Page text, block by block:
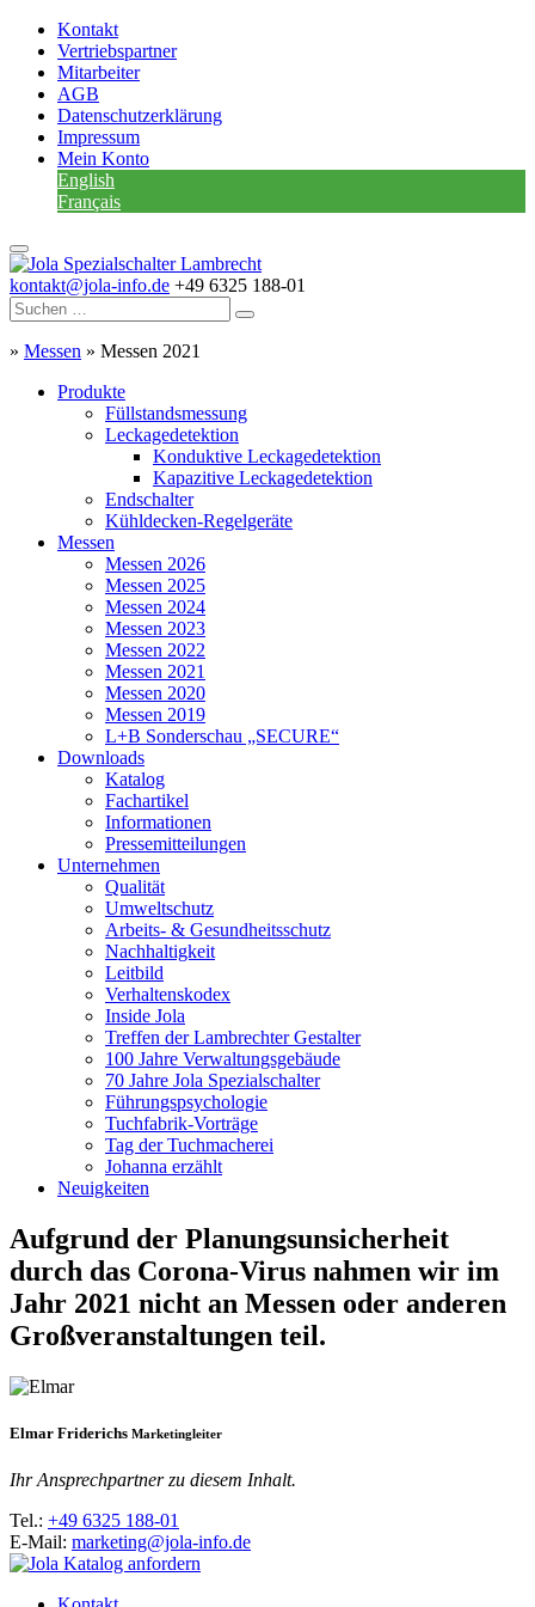
Kontakt
Vertriebspartner
Mitarbeiter
AGB
Datenschutzerklärung
Impressum
Mein Konto
English
Français
kontakt@jola-info.de +49 6325 188-01
» Messen » Messen 2021
Produkte
Füllstandsmessung
Leckagedetektion
Konduktive Leckagedetektion
Kapazitive Leckagedetektion
Endschalter
Kühldecken-Regelgeräte
Messen
Messen 2026
Messen 2025
Messen 2024
Messen 2023
Messen 2022
Messen 2021
Messen 2020
Messen 2019
L+B Sonderschau „SECURE“
Downloads
Katalog
Fachartikel
Informationen
Pressemitteilungen
Unternehmen
Qualität
Umweltschutz
Arbeits- & Gesundheitsschutz
Nachhaltigkeit
Leitbild
Verhaltenskodex
Inside Jola
Treffen der Lambrechter Gestalter
100 Jahre Verwaltungsgebäude
70 Jahre Jola Spezialschalter
Führungspsychologie
Tuchfabrik-Vorträge
Tag der Tuchmacherei
Johanna erzählt
Neuigkeiten
Aufgrund der Planungsunsicherheit
durch das Corona-Virus nahmen wir im
Jahr 2021 nicht an Messen oder anderen
Großveranstaltungen teil.
Elmar Friderichs Marketingleiter
Ihr Ansprechpartner zu diesem Inhalt.
Tel.: +49 6325 188-01
E-Mail: marketing@jola-info.de